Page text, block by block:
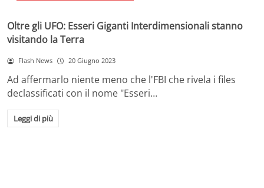
Oltre gli UFO: Esseri Giganti Interdimensionali stanno
visitando la Terra
Flash News 20 Giugno 2023
Ad affermarlo niente meno che l'FBI che rivela i files
declassificati con il nome "Esseri…
Leggi di più